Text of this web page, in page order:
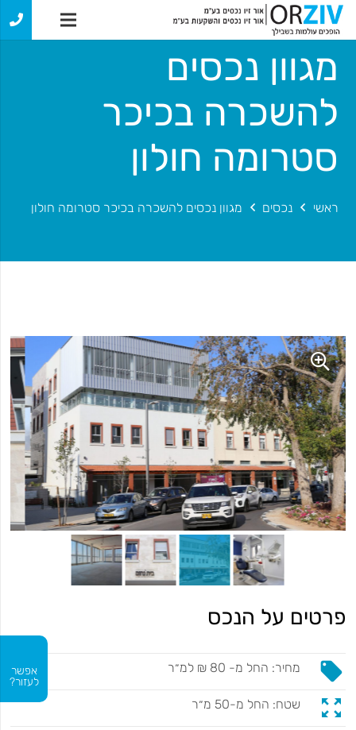
אפשר
לעזור?
מגוון נכסים
להשכרה בכיכר
סטרומה חולון
ראשי נכסים מגוון נכסים להשכרה בכיכר סטרומה חולון
פרטים על הנכס
local_offer מחיר: החל מ- 80 ₪ למ״ר
zoom_out_map שטח: החל מ-50 מ״ר